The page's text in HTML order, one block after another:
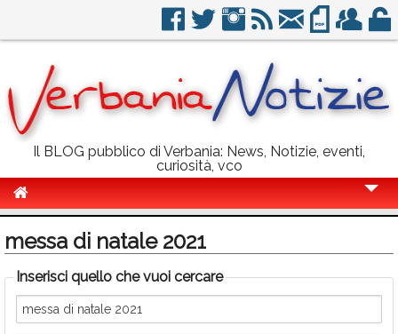
Il BLOG pubblico di Verbania: News, Notizie, eventi,
curiosità, vco
Politica
Sport
Eventi
messa di natale 2021
Inserisci quello che vuoi cercare